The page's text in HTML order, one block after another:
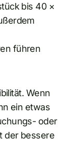
bis 40 ×
führen
Wenn
ein etwas
oder
der bessere